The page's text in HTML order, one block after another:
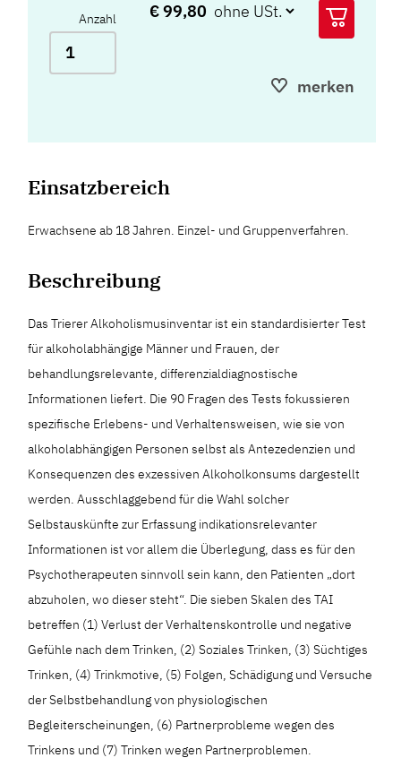
Anzahl € 99,80
merken
Einsatzbereich
Erwachsene ab 18 Jahren. Einzel- und Gruppenverfahren.
Beschreibung
Das Trierer Alkoholismusinventar ist ein standardisierter Test
für alkoholabhängige Männer und Frauen, der
behandlungsrelevante, differenzialdiagnostische
Informationen liefert. Die 90 Fragen des Tests fokussieren
spezifische Erlebens- und Verhaltensweisen, wie sie von
alkoholabhängigen Personen selbst als Antezedenzien und
Konsequenzen des exzessiven Alkoholkonsums dargestellt
werden. Ausschlaggebend für die Wahl solcher
Selbstauskünfte zur Erfassung indikationsrelevanter
Informationen ist vor allem die Überlegung, dass es für den
Psychotherapeuten sinnvoll sein kann, den Patienten „dort
abzuholen, wo dieser steht“. Die sieben Skalen des TAI
betreffen (1) Verlust der Verhaltenskontrolle und negative
Gefühle nach dem Trinken, (2) Soziales Trinken, (3) Süchtiges
Trinken, (4) Trinkmotive, (5) Folgen, Schädigung und Versuche
der Selbstbehandlung von physiologischen
Begleiterscheinungen, (6) Partnerprobleme wegen des
Trinkens und (7) Trinken wegen Partnerproblemen.